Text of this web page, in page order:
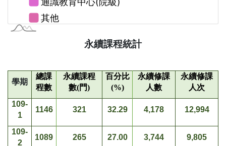
永續課程統計
學期
總課
程數
永續課程
數(門)
百分比
(%)
永續修課
人數
永續修課
人次
109-
1
1146 321 32.29 4,178 12,994
109-
2
1089 265 27.00 3,744 9,805